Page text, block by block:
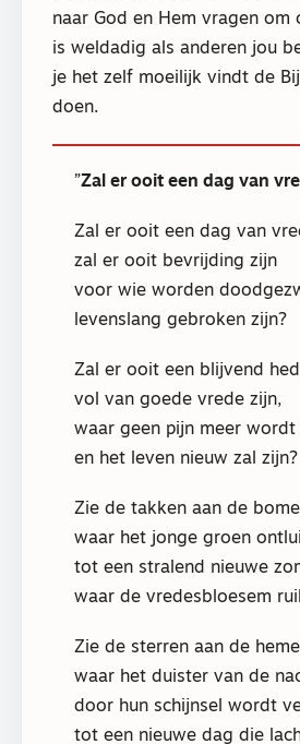
naar God en Hem vragen om
is weldadig als anderen jou
je het zelf moeilijk vindt de
doen.
Zal er ooit een dag van
Zal er ooit een dag van
zal er ooit bevrijding zijn
voor wie worden
levenslang gebroken zijn?
Zal er ooit een blijvend
vol van goede vrede zijn,
waar geen pijn meer wordt
en het leven nieuw zal zijn?
Zie de takken aan de
waar het jonge groen
tot een stralend nieuwe
waar de vredesbloesem
Zie de sterren aan de
waar het duister van de
door hun schijnsel wordt
tot een nieuwe dag die